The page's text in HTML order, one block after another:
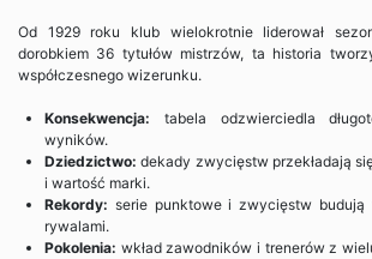
Od 1929 roku klub wielokrotnie liderował
dorobkiem 36 tytułów mistrzów, ta historia
współczesnego wizerunku.
Konsekwencja: tabela odzwierciedla
wyników.
Dziedzictwo: dekady zwycięstw przekładają
i wartość marki.
Rekordy: serie punktowe i zwycięstw budują
rywalami.
Pokolenia: wkład zawodników i trenerów z